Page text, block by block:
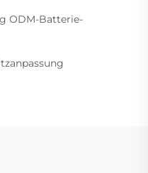
ODM-Batterie-